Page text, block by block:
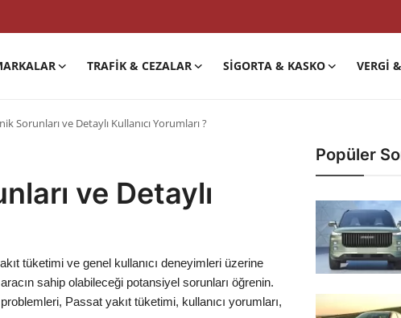
TRAFIK & CEZALAR SIGORTA & KASKO VERGI
Sorunları ve Detaylı Kullanıcı Yorumları ?
ve Detaylı
tüketimi ve genel kullanıcı deneyimleri üzerine
sahip olabileceği potansiyel sorunları öğrenin.
Passat yakıt tüketimi, kullanıcı yorumları,
Popüler